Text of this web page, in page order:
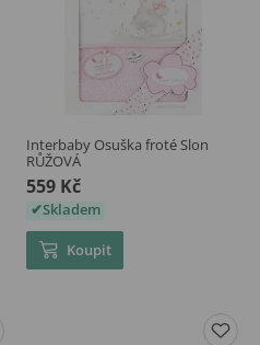
Interbaby Osuška froté Slon
RŮŽOVÁ
559 Kč
Skladem
Koupit